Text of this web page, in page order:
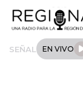
SEÑAL EN VIVO